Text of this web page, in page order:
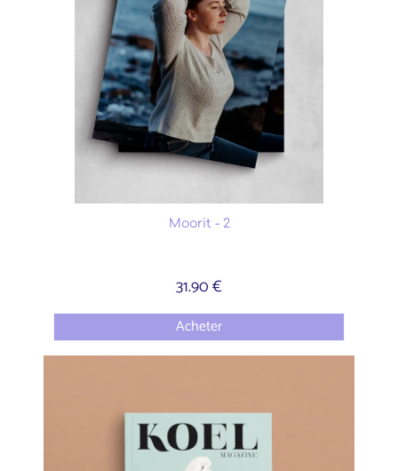
Moorit - 2
31.90 €
Acheter